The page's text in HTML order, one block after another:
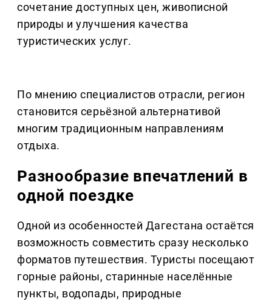
сочетание доступных цен, живописной
природы и улучшения качества
туристических услуг.
По мнению специалистов отрасли, регион
становится серьёзной альтернативой
многим традиционным направлениям
отдыха.
Разнообразие впечатлений в
одной поездке
Одной из особенностей Дагестана остаётся
возможность совместить сразу несколько
форматов путешествия. Туристы посещают
горные районы, старинные населённые
пункты, водопады, природные